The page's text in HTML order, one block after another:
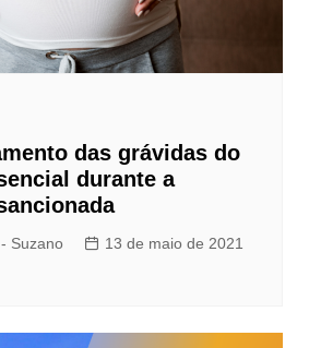
das grávidas do
durante a
Suzano
13 de maio de 2021